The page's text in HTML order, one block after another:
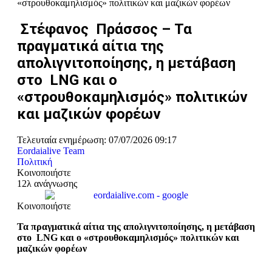
Στέφανος Πράσσος – Τα
πραγματικά αίτια της
απολιγνιτοποίησης, η μετάβαση
στο LNG και ο
«στρουθοκαμηλισμός» πολιτικών
και μαζικών φορέων
Τελευταία ενημέρωση: 07/07/2026 09:17
Eordaialive Team
Πολιτική
Κοινοποιήστε
12λ ανάγνωσης
Κοινοποιήστε
Τα πραγματικά αίτια της απολιγνιτοποίησης, η μετάβαση
στο LNG και ο «στρουθοκαμηλισμός» πολιτικών και
μαζικών φορέων